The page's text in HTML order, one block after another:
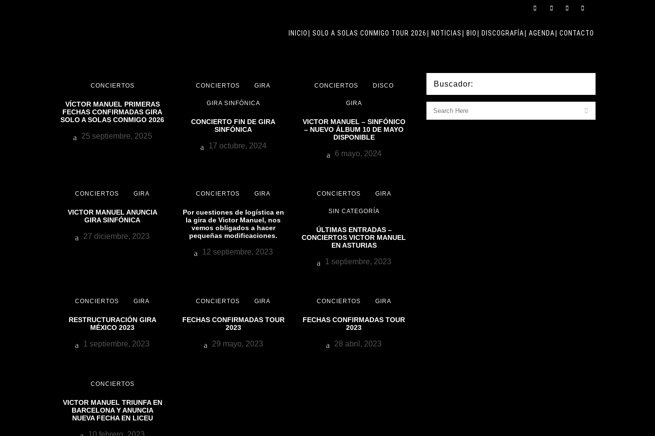
INICIO SOLO A SOLAS CONMIGO TOUR 2026 NOTICIAS BIO DISCOGRAFÍA AGENDA CONTACTO
CONCIERTOS
VÍCTOR MANUEL PRIMERAS
FECHAS CONFIRMADAS GIRA
SOLO A SOLAS CONMIGO 2026
25 septiembre, 2025
CONCIERTOS GIRA
GIRA SINFÓNICA
CONCIERTO FIN DE GIRA
SINFÓNICA
17 octubre, 2024
CONCIERTOS DISCO
GIRA
VICTOR MANUEL – SINFÓNICO
– NUEVO ÁLBUM 10 DE MAYO
DISPONIBLE
6 mayo, 2024
CONCIERTOS GIRA
VICTOR MANUEL ANUNCIA
GIRA SINFÓNICA
27 diciembre, 2023
CONCIERTOS GIRA
Por cuestiones de logística en
la gira de Victor Manuel, nos
vemos obligados a hacer
pequeñas modificaciones.
12 septiembre, 2023
CONCIERTOS GIRA
SIN CATEGORÍA
ÚLTIMAS ENTRADAS –
CONCIERTOS VICTOR MANUEL
EN ASTURIAS
1 septiembre, 2023
CONCIERTOS GIRA
RESTRUCTURACIÓN GIRA
MÉXICO 2023
1 septiembre, 2023
CONCIERTOS GIRA
FECHAS CONFIRMADAS TOUR
2023
29 mayo, 2023
CONCIERTOS GIRA
FECHAS CONFIRMADAS TOUR
2023
28 abril, 2023
CONCIERTOS
VICTOR MANUEL TRIUNFA EN
BARCELONA Y ANUNCIA
NUEVA FECHA EN LICEU
10 febrero, 2023
Buscador: